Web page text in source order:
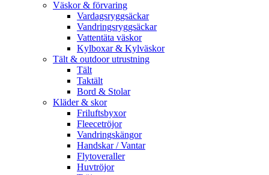
Väskor & förvaring
Vardagsryggsäckar
Vandringsryggsäckar
Vattentäta väskor
Kylboxar & Kylväskor
Tält & outdoor utrustning
Tält
Taktält
Bord & Stolar
Kläder & skor
Friluftsbyxor
Fleecetröjor
Vandringskängor
Handskar / Vantar
Flytoveraller
Huvtröjor